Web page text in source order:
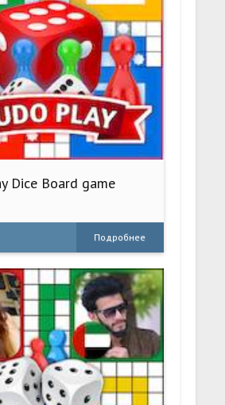
Dice Board game
Подробнее